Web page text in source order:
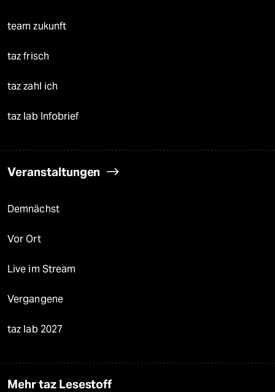
team zukunft
taz frisch
taz zahl ich
taz lab Infobrief
Veranstaltungen
Demnächst
Vor Ort
Live im Stream
Vergangene
taz lab 2027
Mehr taz Lesestoff